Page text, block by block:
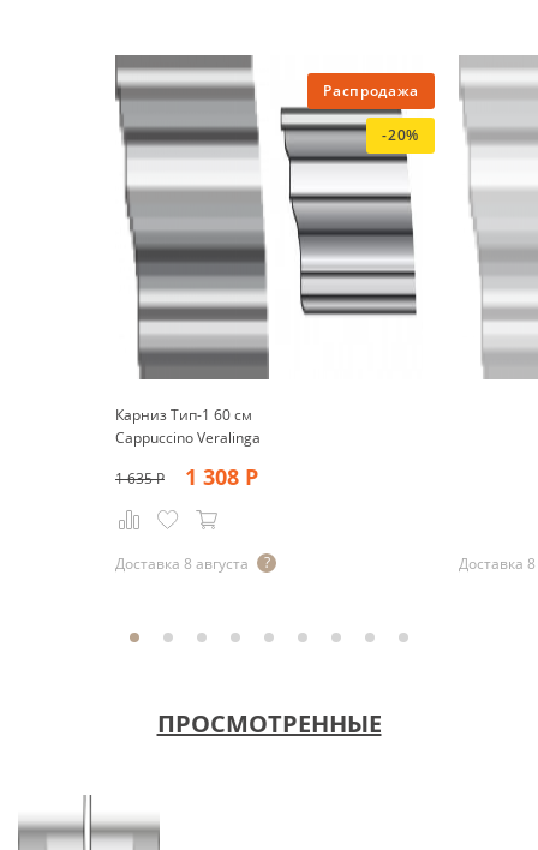
Распродажа
-20%
Карниз Тип-1 60 см
Cappuccino Veralinga
1 635Р 1 308 Р
Доставка 8 августа Доставка 8
ПРОСМОТРЕННЫЕ